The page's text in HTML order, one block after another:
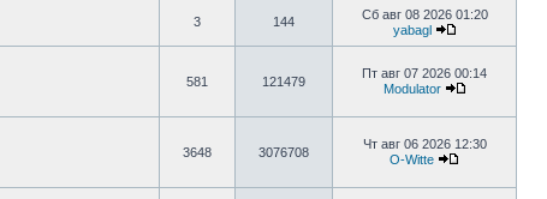
3 144
Сб авг 08 2026 01:20
yabagl
581 121479
Пт авг 07 2026 00:14
Modulator
3648 3076708
Чт авг 06 2026 12:30
O-Witte